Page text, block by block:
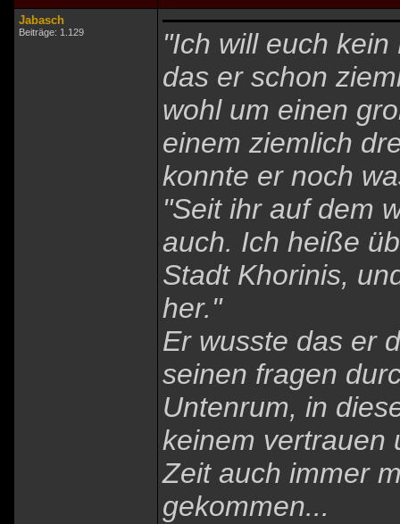
Jabasch
Beiträge: 1.129
"Ich will euch
das er schon
wohl um einen
einem ziemlich
konnte er noch
"Seit ihr auf dem
auch. Ich heiße
Stadt Khorinis,
her."
Er wusste das er
seinen fragen
Untenrum, in
keinem vertrauen
Zeit auch immer
gekommen...